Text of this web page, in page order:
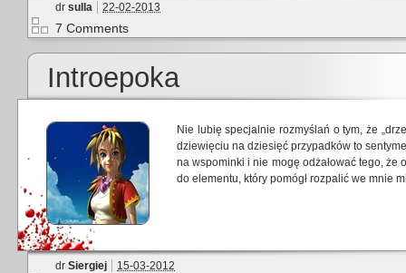
dr sulla 22-02-2013
7 Comments
Introepoka
Nie lubię specjalnie rozmyślań o tym, że
dziewięciu na dziesięć przypadków to
na wspominki i nie mogę odżałować tego, że
do elementu, który pomógł rozpalić we mnie
dr Siergiej 15-03-2012